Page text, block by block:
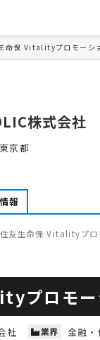
命保 Vitalityプロモーシ
株式会社
ー
東京都
報
住友生命保 Vitalityプロ
プロモー
社 業界 金融・